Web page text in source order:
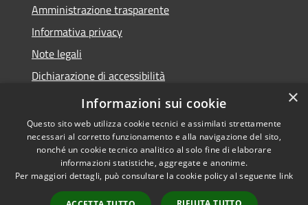
Amministrazione trasparente
Informativa privacy
Note legali
Dichiarazione di accessibilità
Obiettivi accessibilità
Accessibilità
Copyright © 2026 • Comune di
Chiari • Powered by
Municipium• Accesso
×
Informazioni sui cookie
Questo sito web utilizza cookie tecnici e assimilati strettamente
necessari al corretto funzionamento e alla navigazione del sito,
nonché un cookie tecnico analitico al solo fine di elaborare
informazioni statistiche, aggregate e anonime.
Per maggiori dettagli, può consultare la cookie policy al seguente link